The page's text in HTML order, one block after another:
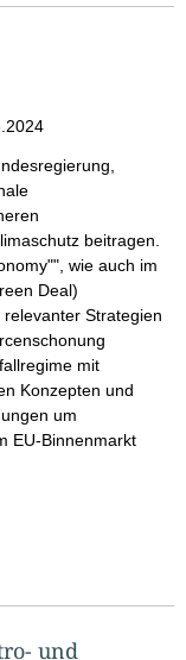
beitragen.
wie auch im
Deal)
Strategien
mit
Konzepten und
um
EU-Binnenmarkt
und